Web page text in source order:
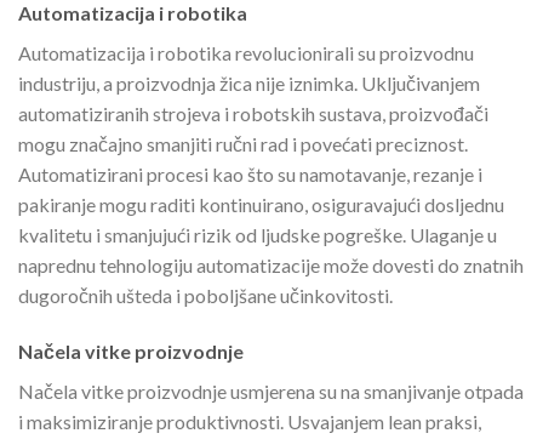
Automatizacija i robotika
Automatizacija i robotika revolucionirali su proizvodnu
industriju, a proizvodnja žica nije iznimka. Uključivanjem
automatiziranih strojeva i robotskih sustava, proizvođači
mogu značajno smanjiti ručni rad i povećati preciznost.
Automatizirani procesi kao što su namotavanje, rezanje i
pakiranje mogu raditi kontinuirano, osiguravajući dosljednu
kvalitetu i smanjujući rizik od ljudske pogreške. Ulaganje u
naprednu tehnologiju automatizacije može dovesti do znatnih
dugoročnih ušteda i poboljšane učinkovitosti.
Načela vitke proizvodnje
Načela vitke proizvodnje usmjerena su na smanjivanje otpada
i maksimiziranje produktivnosti. Usvajanjem lean praksi,